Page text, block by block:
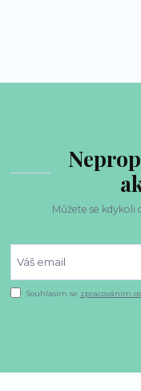
Můžete se kdykoli
Souhlasím se zpracováním